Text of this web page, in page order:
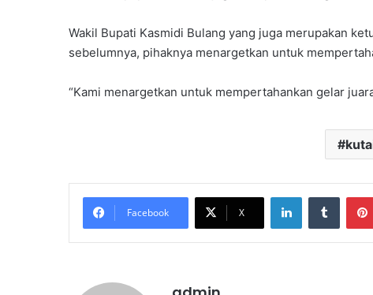
Wakil Bupati Kasmidi Bulang yang juga merupakan
sebelumnya, pihaknya menargetkan untuk
“Kami menargetkan untuk mempertahankan gelar
Facebook X